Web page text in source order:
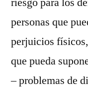
personas que
perjuicios
que pueda
– problemas de